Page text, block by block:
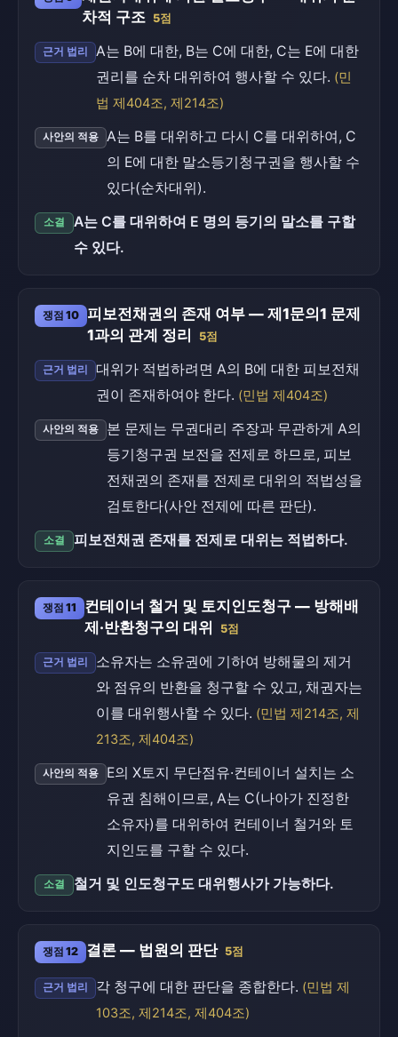
차적 구조 5점
근거 법리
A는 B에 대한, B는 C에 대한, C는 E에 대한
권리를 순차 대위하여 행사할 수 있다. (민
법 제404조, 제214조)
사안의 적용
A는 B를 대위하고 다시 C를 대위하여, C
의 E에 대한 말소등기청구권을 행사할 수
있다(순차대위).
소결
A는 C를 대위하여 E 명의 등기의 말소를 구할
수 있다.
쟁점 10
피보전채권의 존재 여부 — 제1문의1 문제
1과의 관계 정리
5점
근거 법리
대위가 적법하려면 A의 B에 대한 피보전채
권이 존재하여야 한다. (민법 제404조)
사안의 적용
본 문제는 무권대리 주장과 무관하게 A의
등기청구권 보전을 전제로 하므로, 피보
전채권의 존재를 전제로 대위의 적법성을
검토한다(사안 전제에 따른 판단).
소결 피보전채권 존재를 전제로 대위는 적법하다.
쟁점 11
컨테이너 철거 및 토지인도청구 — 방해배
제·반환청구의 대위
5점
근거 법리
소유자는 소유권에 기하여 방해물의 제거
와 점유의 반환을 청구할 수 있고, 채권자는
이를 대위행사할 수 있다. (민법 제214조, 제
213조, 제404조)
사안의 적용
E의 X토지 무단점유·컨테이너 설치는 소
유권 침해이므로, A는 C(나아가 진정한
소유자)를 대위하여 컨테이너 철거와 토
지인도를 구할 수 있다.
소결 철거 및 인도청구도 대위행사가 가능하다.
쟁점 12 결론 — 법원의 판단 5점
근거 법리 각 청구에 대한 판단을 종합한다. (민법 제
103조, 제214조, 제404조)